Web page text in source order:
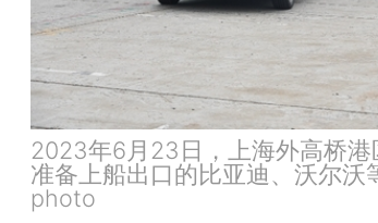
2023年6月23日，上海外高桥
准备上船出口的比亚迪、沃尔沃
photo